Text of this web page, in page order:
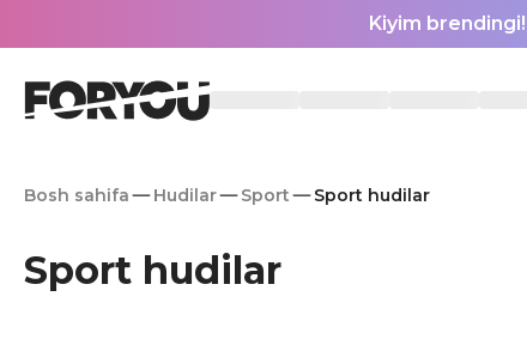
Kiyim brendingi!
Bosh sahifa Hudilar Sport Sport hudilar
Sport hudilar